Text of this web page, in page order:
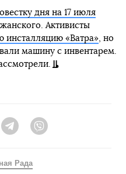
дня на 17 июля
Активисты
инсталляцию «Ватра», но
машину с инвентарем.
Telegram
Рада